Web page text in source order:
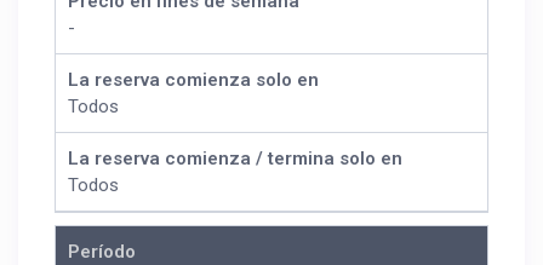
-
La reserva comienza solo en
Todos
La reserva comienza / termina solo en
Todos
Período